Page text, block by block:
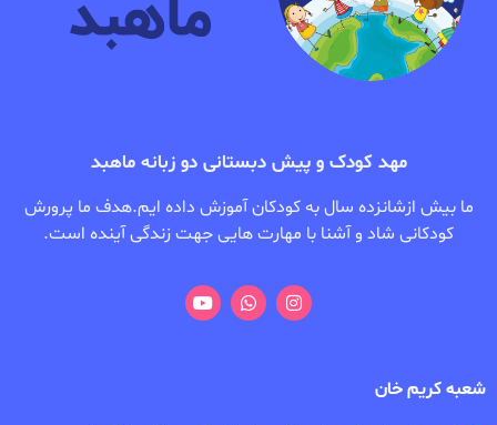
مهد کودک و پیش دبستانی دو زبانه ماهبد
ما بیش ازشانزده سال به کودکان آموزش داده ایم.هدف ما پرورش
کودکانی شاد و آشنا با مهارت هایی جهت زندگی آینده است.
شعبه کریم خان